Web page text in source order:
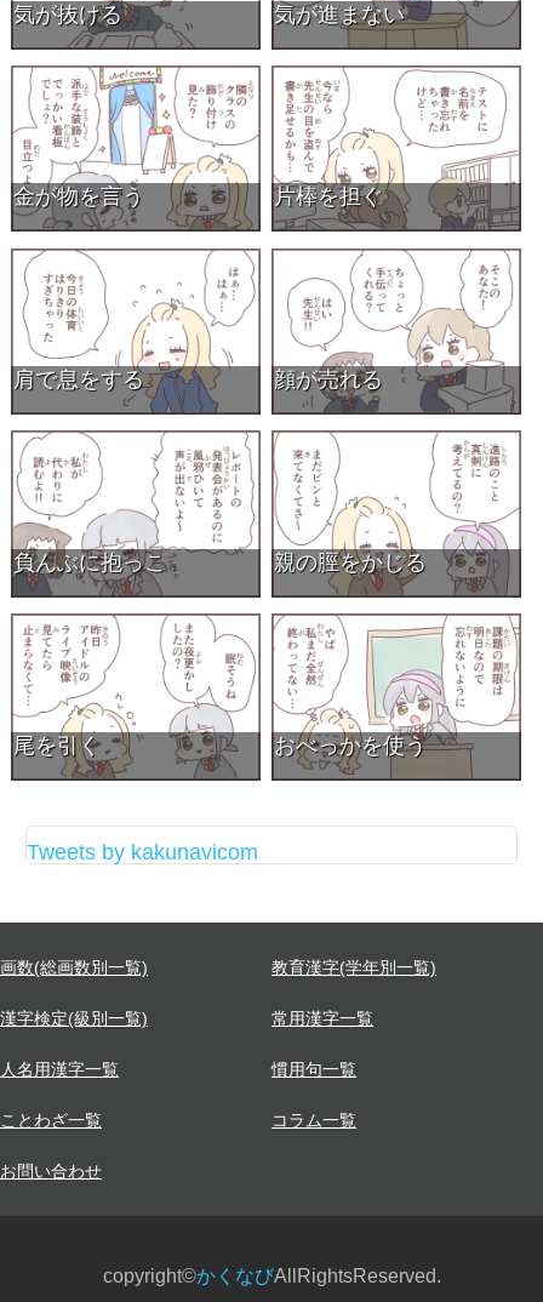
気が抜ける 気が進まない
金が物を言う 片棒を担ぐ
肩で息をする 顔が売れる
負んぶに抱っこ 親の脛をかじる
尾を引く おべっかを使う
Tweets by kakunavicom
画数(総画数別一覧) 教育漢字(学年別一覧)
漢字検定(級別一覧) 常用漢字一覧
人名用漢字一覧 慣用句一覧
ことわざ一覧 コラム一覧
お問い合わせ
copyright©かくなびAllRightsReserved.